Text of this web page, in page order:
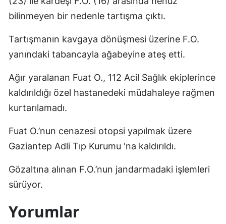
bilinmeyen bir nedenle tartışma çıktı.
Tartışmanın kavgaya dönüşmesi üzerine F.O.
yanındaki tabancayla ağabeyine ateş etti.
Ağır yaralanan Fuat O., 112 Acil Sağlık ekiplerince
kaldırıldığı özel hastanedeki müdahaleye rağmen
kurtarılamadı.
Fuat O.’nun cenazesi otopsi yapılmak üzere
Gaziantep Adli Tıp Kurumu 'na kaldırıldı.
Gözaltına alınan F.O.’nun jandarmadaki işlemleri
sürüyor.
Yorumlar